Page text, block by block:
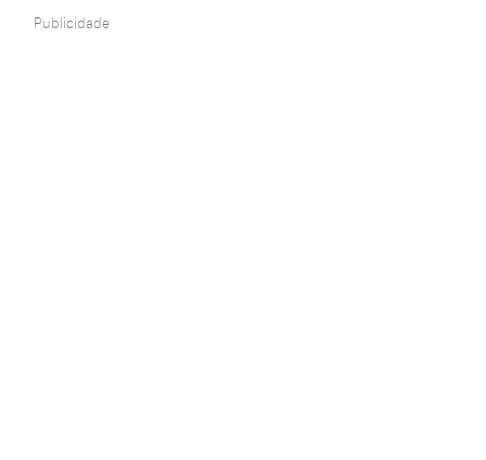
Publicidade